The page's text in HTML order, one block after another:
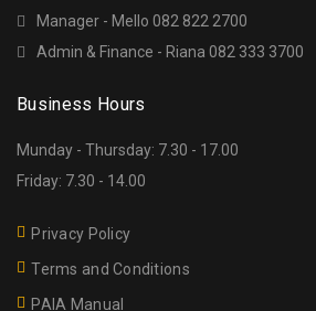
Manager - Mello 082 822 2700
Admin & Finance - Riana 082 333 3700
Business Hours
Munday - Thursday: 7.30 - 17.00
Friday: 7.30 - 14.00
Privacy Policy
Terms and Conditions
PAIA Manual